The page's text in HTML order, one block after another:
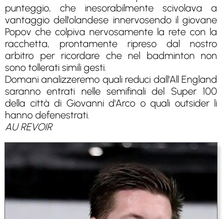
punteggio, che inesorabilmente scivolava a
vantaggio dell'olandese innervosendo il giovane
Popov che colpiva nervosamente la rete con la
racchetta, prontamente ripreso dal nostro
arbitro per ricordare che nel badminton non
sono tollerati simili gesti.
Domani analizzeremo quali reduci dall'All England
saranno entrati nelle semifinali del Super 100
della città di Giovanni d'Arco o quali outsider li
hanno defenestrati.
AU REVOIR